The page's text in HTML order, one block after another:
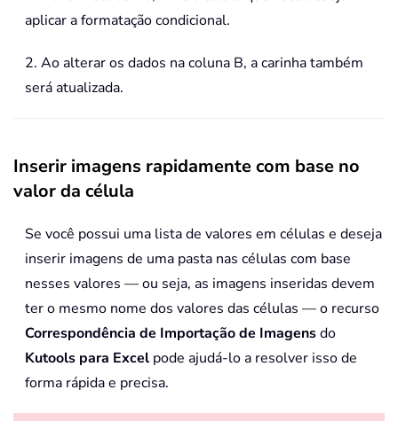
aplicar a formatação condicional.
2. Ao alterar os dados na coluna B, a carinha também
será atualizada.
Inserir imagens rapidamente com base no
valor da célula
Se você possui uma lista de valores em células e deseja
inserir imagens de uma pasta nas células com base
nesses valores — ou seja, as imagens inseridas devem
ter o mesmo nome dos valores das células — o recurso
Correspondência de Importação de Imagensdo
Kutools para Excel pode ajudá-lo a resolver isso de
forma rápida e precisa.